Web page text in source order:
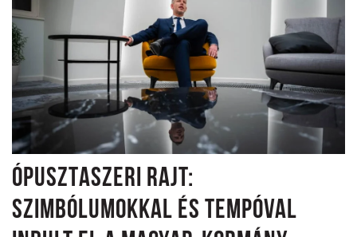
ÓPUSZTASZERI RAJT:
SZIMBÓLUMOKKAL ÉS TEMPÓVAL